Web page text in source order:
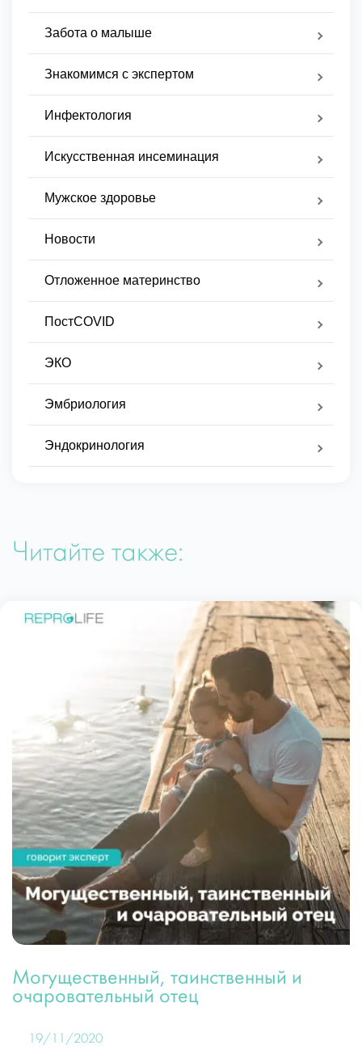
Забота о малыше
Знакомимся с экспертом
Инфектология
Искусственная инсеминация
Мужское здоровье
Новости
Отложенное материнство
ПостCOVID
ЭКО
Эмбриология
Эндокринология
Читайте также:
Могущественный, таинственный и
очаровательный отец
19/11/2020